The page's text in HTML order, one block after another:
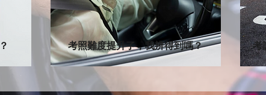
考照難度提升了，我辨得到嗎？ 考